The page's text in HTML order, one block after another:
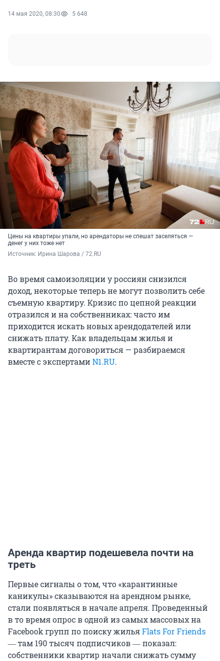
14 мая 2020, 08:30 5 648
Цены на квартиры упали, но арендаторы не спешат заселяться —
денег у них тоже нет
Источник: Ирина Шарова / 72.RU
Во время самоизоляции у россиян снизился
доход, некоторые теперь не могут позволить себе
съемную квартиру. Кризис по цепной реакции
отразился и на собственниках: часто им
приходится искать новых арендодателей или
снижать плату. Как владельцам жилья и
квартирантам договориться — разбираемся
вместе с экспертамиN1.RU.
Аренда квартир подешевела почти на
треть
Первые сигналы о том, что «карантинные
каникулы» сказываются на арендном рынке,
стали появляться в начале апреля. Проведенный
в то время опрос в одной из самых массовых на
Facebook групп по поиску жильяFlats For Friends
― там 190 тысяч подписчиков ― показал:
собственники квартир начали снижать сумму